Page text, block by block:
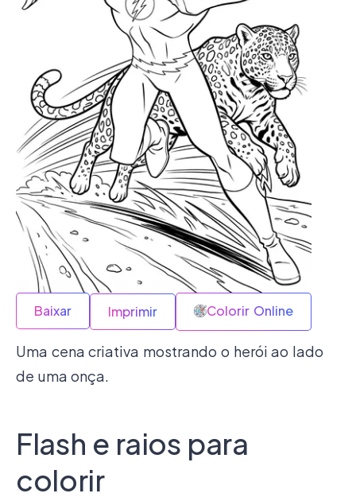
Baixar Imprimir Colorir Online
Uma cena criativa mostrando o herói ao lado
de uma onça.
Flash e raios para
colorir